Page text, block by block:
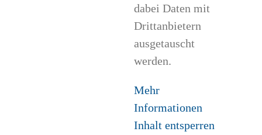
dabei Daten mit
Drittanbietern
ausgetauscht
werden.
Mehr
Informationen
Inhalt entsperren